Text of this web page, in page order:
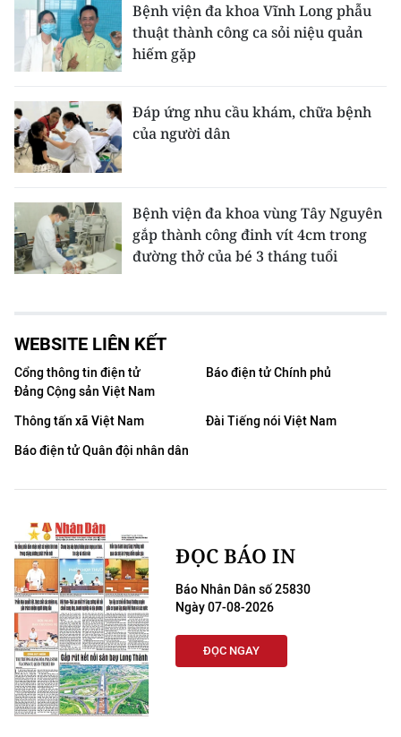
Bệnh viện đa khoa Vĩnh Long phẫu
thuật thành công ca sỏi niệu quản
hiếm gặp
Đáp ứng nhu cầu khám, chữa bệnh
của người dân
Bệnh viện đa khoa vùng Tây Nguyên
gắp thành công đinh vít 4cm trong
đường thở của bé 3 tháng tuổi
WEBSITE LIÊN KẾT
Cổng thông tin điện tử
Đảng Cộng sản Việt Nam
Báo điện tử Chính phủ
Thông tấn xã Việt Nam
Đài Tiếng nói Việt Nam
Báo điện tử Quân đội nhân dân
ĐỌC BÁO IN
Báo Nhân Dân số 25830
Ngày 07-08-2026
ĐỌC NGAY